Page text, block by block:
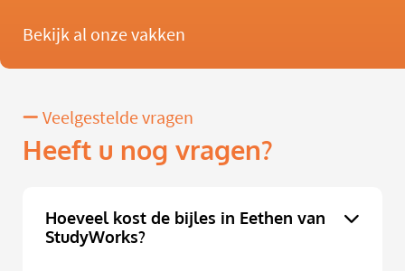
Bekijk al onze vakken
Veelgestelde vragen
Heeft u nog vragen?
Hoeveel kost de bijles in Eethen van
StudyWorks?